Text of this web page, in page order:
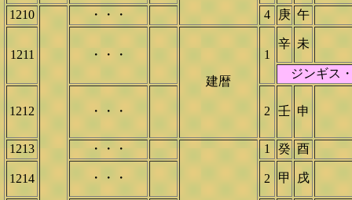
1210
・・・ 4 庚 午
1211
・・・
建暦
1
辛 未
ジンギス・
1212 ・・・ 2 壬 申
1213 ・・・ 1 癸 酉
1214 ・・・ 2 甲 戌